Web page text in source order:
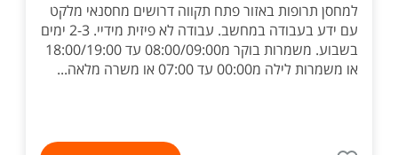
למחסן תרופות באזור פתח תקווה דרושים מחסנאי מלקט
עם ידע בעבודה במחשב. עבודה לא פיזית מידיי. 2-3 ימים
בשבוע. משמרות בוקר מ08:00/09:00 עד 18:00/19:00
או משמרות לילה מ00:00 עד 07:00 או משרה מלאה...